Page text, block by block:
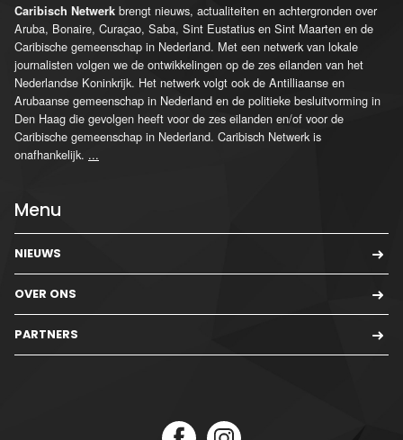
Caribisch Netwerk brengt nieuws, actualiteiten en achtergronden over
Aruba, Bonaire, Curaçao, Saba, Sint Eustatius en Sint Maarten en de
Caribische gemeenschap in Nederland. Met een netwerk van lokale
journalisten volgen we de ontwikkelingen op de zes eilanden van het
Nederlandse Koninkrijk. Het netwerk volgt ook de Antilliaanse en
Arubaanse gemeenschap in Nederland en de politieke besluitvorming in
Den Haag die gevolgen heeft voor de zes eilanden en/of voor de
Caribische gemeenschap in Nederland. Caribisch Netwerk is
onafhankelijk. ...
Menu
NIEUWS
OVER ONS
PARTNERS